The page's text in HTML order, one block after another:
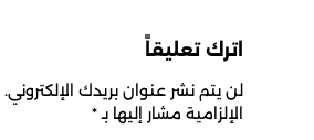
اترك تعليقاً
لن يتم نشر عنوان بريدك الإلكتروني.
الإلزامية مشار إليها بـ*